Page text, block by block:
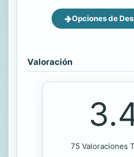
Opciones de
Valoración
75 Valoraciones